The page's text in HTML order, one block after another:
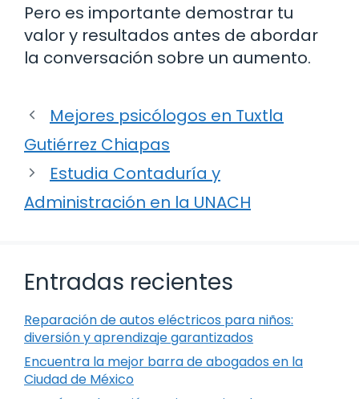
Pero es importante demostrar tu
valor y resultados antes de abordar
la conversación sobre un aumento.
Mejores psicólogos en Tuxtla
Gutiérrez Chiapas
Estudia Contaduría y
Administración en la UNACH
Entradas recientes
Reparación de autos eléctricos para niños:
diversión y aprendizaje garantizados
Encuentra la mejor barra de abogados en la
Ciudad de México